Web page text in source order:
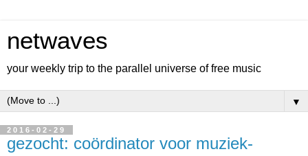
netwaves
your weekly trip to the parallel universe of free music
▼
2016-02-29
gezocht: coördinator voor muziek-